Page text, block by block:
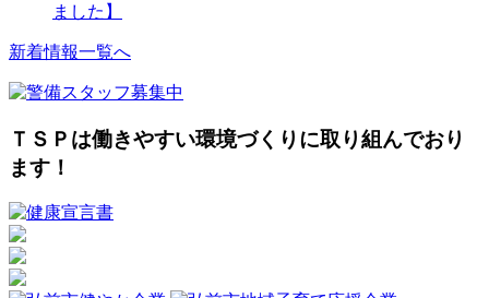
ました】
新着情報一覧へ
ＴＳＰは働きやすい環境づくりに取り組んでおり
ます！